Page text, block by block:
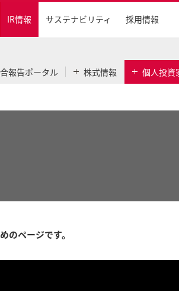
IR情報 サステナビリティ 採用情報
報告ポータル 株式情報 個人投資
のページです。